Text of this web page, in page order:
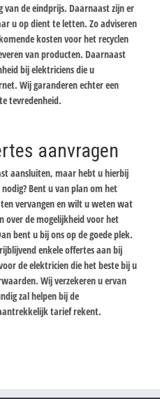
de eindprijs. Daarnaast zijn er
u op dient te letten. Zo adviseren
kosten voor het recyclen
van producten. Daarnaast
bij elektriciens die u
Wij garanderen echter een
tevredenheid.
aanvragen
aansluiten, maar hebt u hierbij
Bent u van plan om het
vervangen en wilt u weten wat
over de mogelijkheid voor het
bent u bij ons op de goede plek.
enkele offertes aan bij
de elektricien die het beste bij u
Wij verzekeren u ervan
zal helpen bij de
tarief rekent.